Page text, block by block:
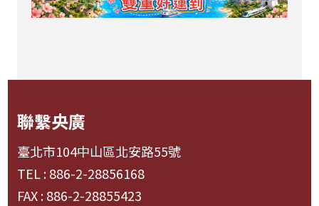
聯繫央廣
臺北市104中山區北安路55號
TEL : 886-2-28856168
FAX : 886-2-28855423